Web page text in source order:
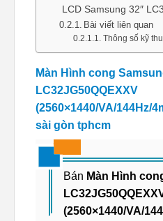
LCD Samsung 32″
Bài viết liên quan
Thông số kỹ
Màn Hình cong
LC32JG50QQEXXV
(2560×1440/VA/144Hz/
sài gòn tphcm
Bán Màn Hình
(2560×1440/VA/